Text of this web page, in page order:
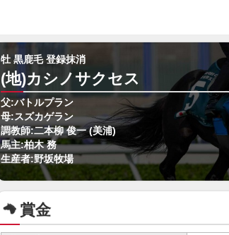
牡 黒鹿毛 登録抹消
(地)カシノサクセス
父:バトルプラン
母:スズカゲラン
調教師:二本柳 俊一 (美浦)
馬主:柏木 務
生産者:野坂牧場
賞金